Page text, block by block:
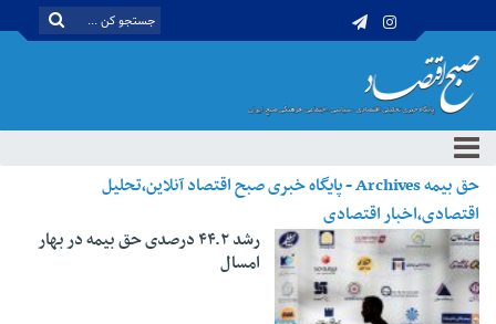
حق بیمه Archives - پایگاه خبری صبح اقتصاد آنلاین،تحلیل
اقتصادی،اخبار اقتصادی
رشد ۴۴.۲ درصدی حق بیمه در بهار
امسال